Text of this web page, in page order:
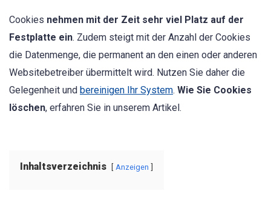
Cookies nehmen mit der Zeit sehr viel Platz auf der
Festplatte ein. Zudem steigt mit der Anzahl der Cookies
die Datenmenge, die permanent an den einen oder anderen
Websitebetreiber übermittelt wird. Nutzen Sie daher die
Gelegenheit und bereinigen Ihr System. Wie Sie Cookies
löschen, erfahren Sie in unserem Artikel.
Inhaltsverzeichnis Anzeigen